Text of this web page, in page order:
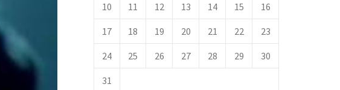
10 11 12 13 14 15 16
17 18 19 20 21 22 23
24 25 26 27 28 29 30
31